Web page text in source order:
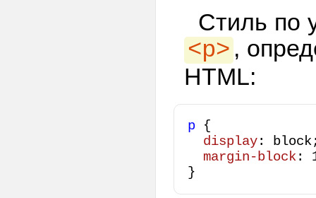
Стиль по
<p> ,
HTML:
p {
display:
margin-block:
}